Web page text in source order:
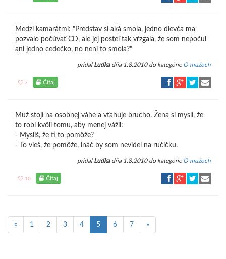
Medzi kamarátmi: "Predstav si aká smola, jedno dievča ma
pozvalo počúvať CD, ale jej posteľ tak vŕzgala, že som nepočul
ani jedno cedečko, no neni to smola?"
pridal Ludkadňa 1.8.2010 do kategórie O mužoch
7 Čítaj
Muž stojí na osobnej váhe a vťahuje brucho. Žena si myslí, že
to robí kvôli tomu, aby menej vážil:
- Myslíš, že ti to pomôže?
- To vieš, že pomôže, ináč by som nevidel na ručičku.
pridal Ludkadňa 1.8.2010 do kategórie O mužoch
10 Čítaj
« 1 2 3 4 5 6 7 »